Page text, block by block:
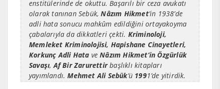
enstitülerinde de okuttu. Başarılı bir ceza avukatı
olarak tanınan Sebük,Nâzım Hikmet’in 1938’de
adli hata sonucu mahkûm edildiğini ortayakoyma
çabalarıyla da dikkatleri çekti. Kriminoloji,
Memleket Kriminolojisi, Hapishane Cinayetleri,
Korkunç Adli Hata veNâzım Hikmet’in Özgürlük
Savaşı,Af Bir Zarurettirbaşlıklı kitapları
yayımlandı.Mehmet Ali Sebük’ü 1991’de yitirdik.